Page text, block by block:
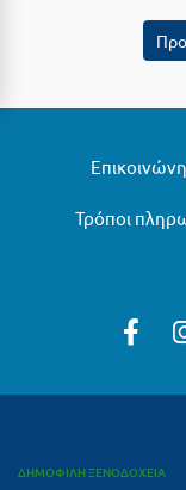
Ορεινή Αρκαδία
Τρόποι
ΔΗΜΟΦΙΛΗ ΞΕΝΟΔΟΧΕΙΑ